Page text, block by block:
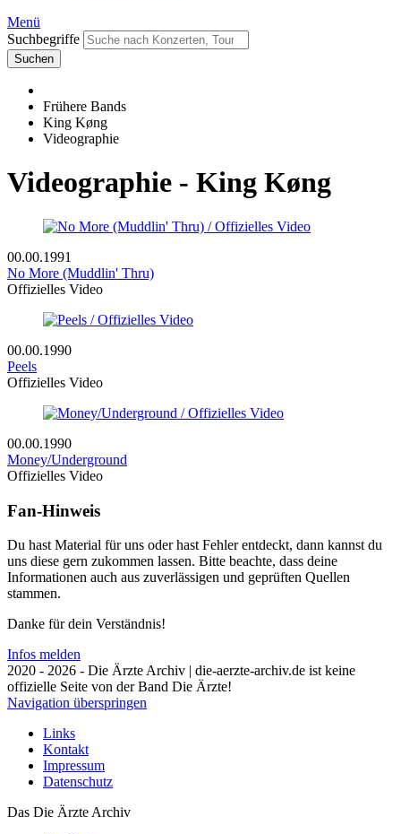
Menü
Suchbegriffe
Suchen
Frühere Bands
King Køng
Videographie
Videographie - King Køng
00.00.1991
No More (Muddlin' Thru)
Offizielles Video
00.00.1990
Peels
Offizielles Video
00.00.1990
Money/Underground
Offizielles Video
Fan-Hinweis
Du hast Material für uns oder hast Fehler entdeckt, dann kannst du
uns diese gern zukommen lassen. Bitte beachte, dass deine
Informationen auch aus zuverlässigen und geprüften Quellen
stammen.
Danke für dein Verständnis!
Infos melden
2020 - 2026 - Die Ärzte Archiv | die-aerzte-archiv.de ist keine
offizielle Seite von der Band Die Ärzte!
Navigation überspringen
Links
Kontakt
Impressum
Datenschutz
Das Die Ärzte Archiv